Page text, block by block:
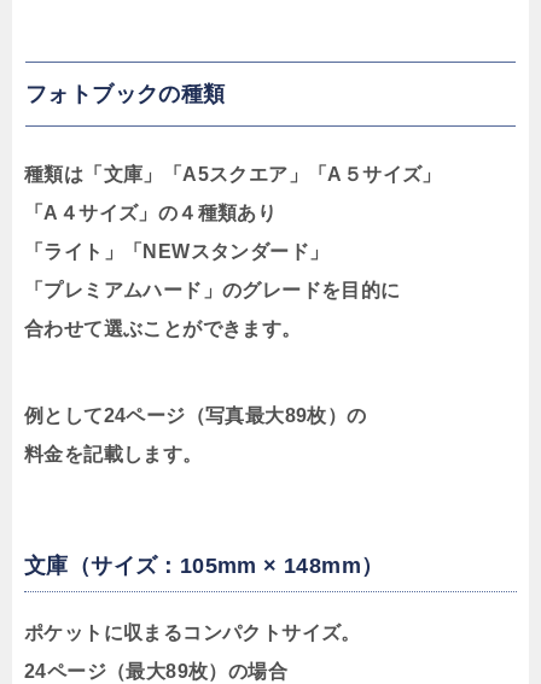
フォトブックの種類
種類は「文庫」「A5スクエア」「A５サイズ」
「A４サイズ」の４種類あり
「ライト」「NEWスタンダード」
「プレミアムハード」のグレードを目的に
合わせて選ぶことができます。
例として24ページ（写真最大89枚）の
料金を記載します。
文庫（サイズ：105mm × 148mm）
ポケットに収まるコンパクトサイズ。
24ページ（最大89枚）の場合